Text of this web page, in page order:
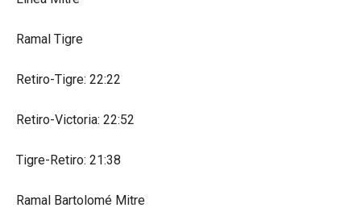
Ramal Tigre
Retiro-Tigre: 22:22
Retiro-Victoria: 22:52
Tigre-Retiro: 21:38
Ramal Bartolomé Mitre